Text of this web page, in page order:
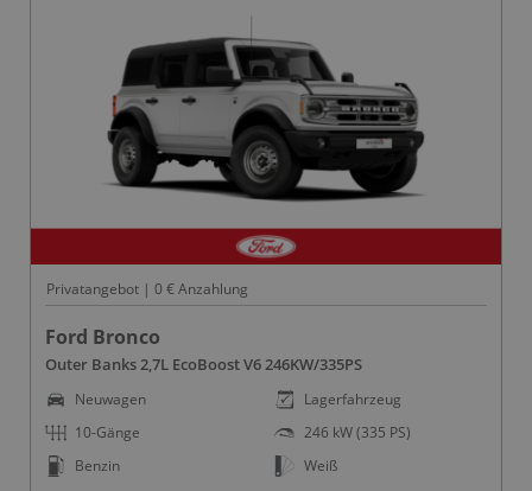
Privatangebot | 0 € Anzahlung
Ford Bronco
Outer Banks 2,7L EcoBoost V6 246KW/335PS
Neuwagen
10-Gänge
Benzin
Lagerfahrzeug
246 kW (335 PS)
Weiß